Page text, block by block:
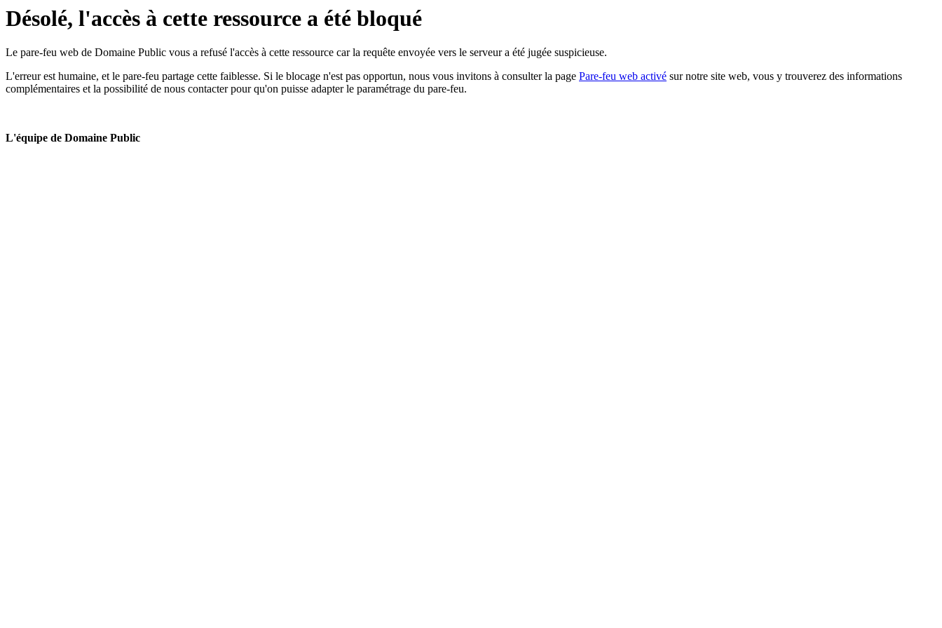
Désolé, l'accès à cette ressource a été bloqué
Le pare-feu web de Domaine Public vous a refusé l'accès à cette ressource car la requête envoyée vers le serveur a été jugée suspicieuse.
L'erreur est humaine, et le pare-feu partage cette faiblesse. Si le blocage n'est pas opportun, nous vous invitons à consulter la page Pare-feu web activé sur notre site web, vous y trouverez des informations
complémentaires et la possibilité de nous contacter pour qu'on puisse adapter le paramétrage du pare-feu.
L'équipe de Domaine Public